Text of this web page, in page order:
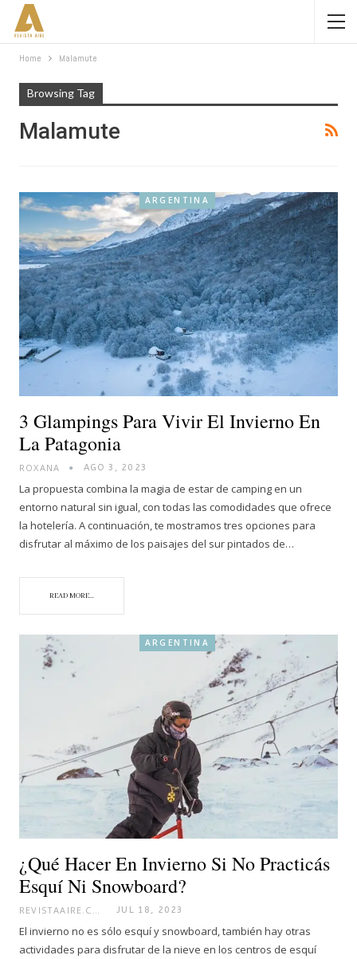
Home Malamute
Browsing Tag
Malamute
ARGENTINA
3 Glampings Para Vivir El Invierno En
La Patagonia
ROXANA AGO 3, 2023
La propuesta combina la magia de estar de camping en un
entorno natural sin igual, con todas las comodidades que ofrece
la hotelería. A continuación, te mostramos tres opciones para
disfrutar al máximo de los paisajes del sur pintados de…
READ MORE...
ARGENTINA
¿Qué Hacer En Invierno Si No Practicás
Esquí Ni Snowboard?
JUL 18, 2023
El invierno no es sólo esquí y snowboard, también hay otras
actividades para disfrutar de la nieve en los centros de esquí